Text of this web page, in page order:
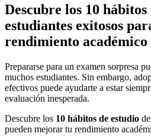
Descubre los 10
estudiantes exitosos
rendimiento académico
Prepararse para un examen sorpresa
muchos estudiantes. Sin embargo,
efectivos puede ayudarte a estar
evaluación inesperada.
Descubre los 10 hábitos de estudio
pueden mejorar tu rendimiento